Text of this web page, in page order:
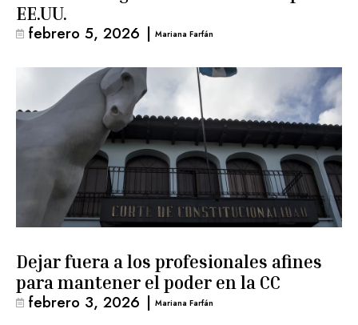
EE.UU.
febrero 5, 2026 | Mariana Farfán
Dejar fuera a los profesionales afines
para mantener el poder en la CC
febrero 3, 2026 | Mariana Farfán